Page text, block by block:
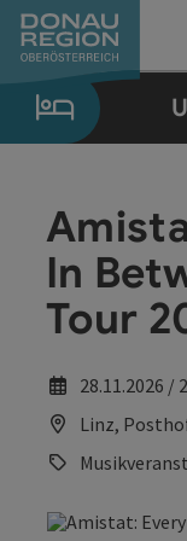
Zum Inhalt
Zur Navigation
Zum
Zur Kontaktseite
Zum Impressum
Zur Startseite
In
Tour
28.11.2026 /
Linz,